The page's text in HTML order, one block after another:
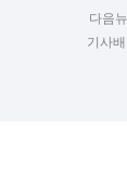
다음
기사